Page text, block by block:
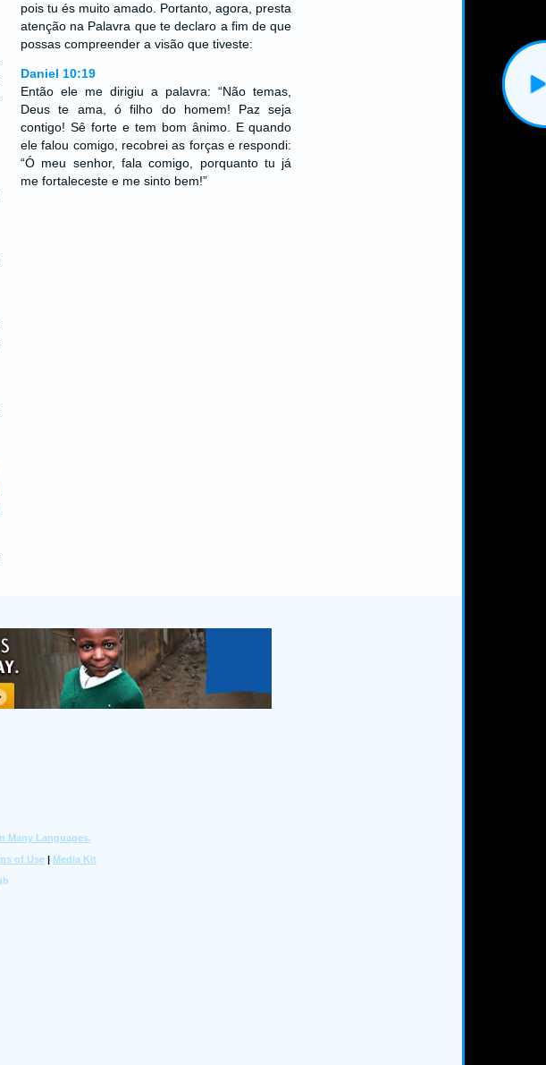
pois tu és muito amado. Portanto, agora, presta
atenção na Palavra que te declaro a fim de que
possas compreender a visão que tiveste:
Daniel 10:19
Então ele me dirigiu a palavra: “Não temas,
Deus te ama, ó filho do homem! Paz seja
contigo! Sê forte e tem bom ânimo. E quando
ele falou comigo, recobrei as forças e respondi:
“Ó meu senhor, fala comigo, porquanto tu já
me fortaleceste e me sinto bem!”